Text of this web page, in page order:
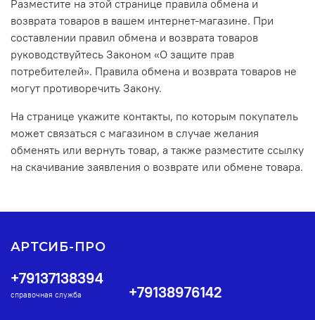
Разместите на этой странице правила обмена и
возврата товаров в вашем интернет-магазине. При
составлении правил обмена и возврата товаров
руководствуйтесь Законом «О защите прав
потребителей». Правила обмена и возврата товаров не
могут противоречить Закону.
На странице укажите контакты, по которым покупатель
может связаться с магазином в случае желания
обменять или вернуть товар, а также разместите ссылку
на скачивание заявления о возврате или обмене товара.
+79137138394
справочная служба +79138976142
АРТСИБ-ПРО